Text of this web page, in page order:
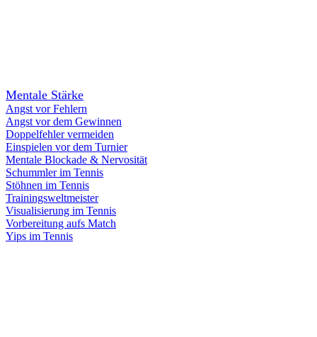
Mentale Stärke
Angst vor Fehlern
Angst vor dem Gewinnen
Doppelfehler vermeiden
Einspielen vor dem Turnier
Mentale Blockade & Nervosität
Schummler im Tennis
Stöhnen im Tennis
Trainingsweltmeister
Visualisierung im Tennis
Vorbereitung aufs Match
Yips im Tennis